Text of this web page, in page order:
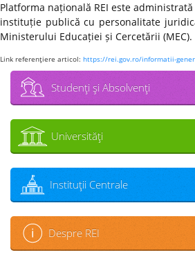
Platforma națională REI este administrată
instituție publică cu personalitate
Ministerului Educației și Cercetării (MEC).
Link referenţiere articol: https://rei.gov.ro/informatii-
Studenţi şi Absolvenţi
Universităţi
Instituţii Centrale
Despre REI